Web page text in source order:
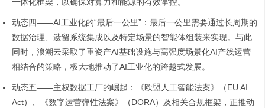
一体化框架，以确保对算力和能源的有效掌控。
动态四——AI工业化的“最后一公里”：最后一公里需要通过长周期的
数据治理、遗留系统集成以及特定场景的智能体组装来实现。与此
同时，浪潮云采取了重资产AI基础设施与高强度场景化AI产线运营
相结合的策略，极大地推动了AI工业化的跨越式发展。
动态五——主权数据工厂的崛起：《欧盟人工智能法案》（EU AI
Act）、《数字运营弹性法案》（DORA）及相关合规框架，正推动